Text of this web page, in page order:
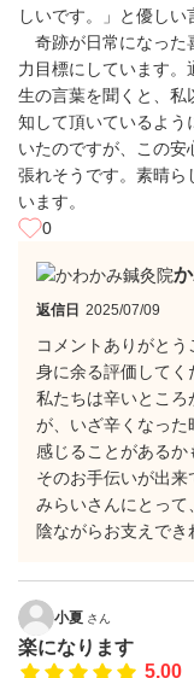
しいです。」と優しい
奇跡が日常になった
力目標にしています
生の言葉を聞くと、私
知して頂いているよう
いたのですが、この
張れそうです。素晴ら
います。
0
返信日 2025/07/09
コメントありがとう
身に余る評価してく
私たちは辛いとこ
が、いざ辛くなった
感じることがあるか
そのお手伝いが出来
みらいさんにとって
陰ながらお支えでき
小夏 さん
楽になります
5.00